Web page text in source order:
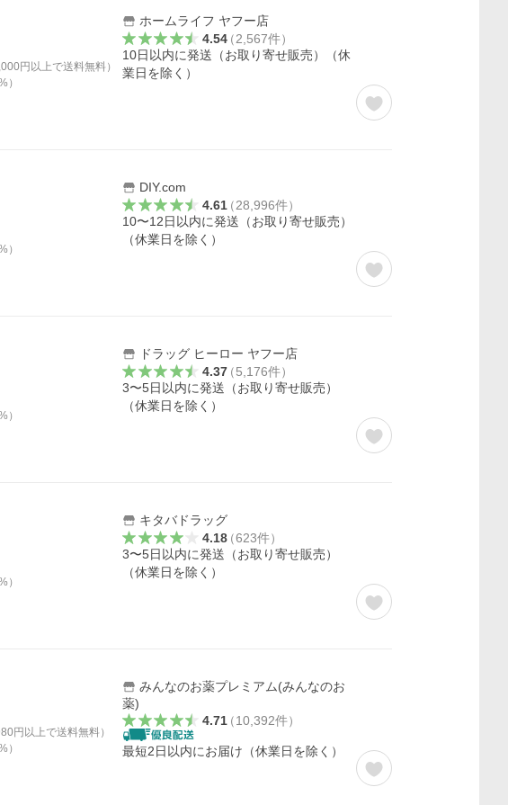
円以上で送料無料）
）
ホームライフ ヤフー店
4.54（2,567件）
10日以内に発送（お取り寄せ販売）（休
業日を除く）
）
DIY.com
4.61（28,996件）
10〜12日以内に発送（お取り寄せ販売）
（休業日を除く）
）
ドラッグ ヒーロー ヤフー店
4.37（5,176件）
3〜5日以内に発送（お取り寄せ販売）
（休業日を除く）
）
キタバドラッグ
4.18（623件）
3〜5日以内に発送（お取り寄せ販売）
（休業日を除く）
円以上で送料無料）
）
みんなのお薬プレミアム(みんなのお
薬)
4.71（10,392件）
最短2日以内にお届け（休業日を除く）